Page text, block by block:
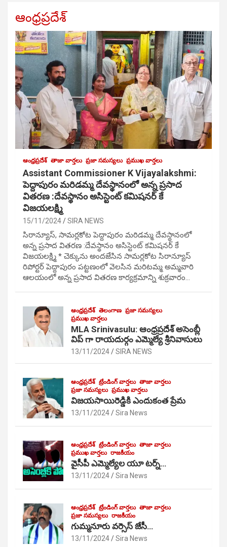
ఆంధ్రప్రదేశ్
ఆంధ్రప్రదేశ్ తాజా వార్తలు ప్రజా సమస్యలు ప్రముఖ వార్తలు
Assistant Commissioner K Vijayalakshmi:
పెద్దాపురం మరిడమ్మ దేవస్థానంలో అన్న ప్రసాద
వితరణ :దేవస్థానం అసిస్టెంట్ కమిషనర్ కే
విజయలక్ష్మి
15/11/2024 SIRA NEWS
సిరాన్యూస్, సామర్లకోట పెద్దాపురం మరిడమ్మ దేవస్థానంలో
అన్న ప్రసాద వితరణ :దేవస్థానం అసిస్టెంట్ కమిషనర్ కే
విజయలక్ష్మి * చెక్కును అందజేసిన సామర్లకోట సిరాన్యూస్
రిపోర్టర్ పెద్దాపురం పట్టణంలో వెలసిన మరిటమ్మ అమ్మవారి
ఆలయంలో అన్న ప్రసాద వితరణ కార్యక్రమాన్ని శుక్రవారం…
ఆంధ్రప్రదేశ్ తెలంగాణ ప్రజా సమస్యలు
ప్రముఖ వార్తలు
MLA Srinivasulu: ఆంధ్రప్రదేశ్ అసెంబ్లీ
విప్ గా రాయదుర్గం ఎమ్మెల్యే శ్రీనివాసులు
13/11/2024 SIRA NEWS
ఆంధ్రప్రదేశ్ ట్రేండింగ్ వార్తలు తాజా వార్తలు
ప్రజా సమస్యలు ప్రముఖ వార్తలు
విజయసాయిరెడ్డికి ఎందుకంత ప్రేమ
13/11/2024 Sira News
ఆంధ్రప్రదేశ్ ట్రేండింగ్ వార్తలు తాజా వార్తలు
ప్రముఖ వార్తలు రాజకీయం
వైసీపీ ఎమ్మెల్యేల యూ టర్న్…
13/11/2024 Sira News
ఆంధ్రప్రదేశ్ ట్రేండింగ్ వార్తలు తాజా వార్తలు
ప్రజా సమస్యలు రాజకీయం
గుమ్మనూరు వర్సెస్ జేసీ…
13/11/2024 Sira News